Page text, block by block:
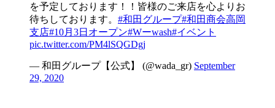
を予定しております！！皆様のご来店を心よりお
待ちしております。 #和田グループ#和田商会高岡
支店#10月3日オープン#Wーwash#イベント
pic.twitter.com/PM4lSQGDgj
— 和田グループ【公式】 (@wada_gr) September
29, 2020